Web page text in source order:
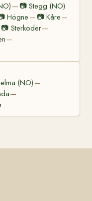
— 📷 Stegg (NO)
Högne — 📷 Kåre—
📷 Sterkoder—
—
(NO)—
—